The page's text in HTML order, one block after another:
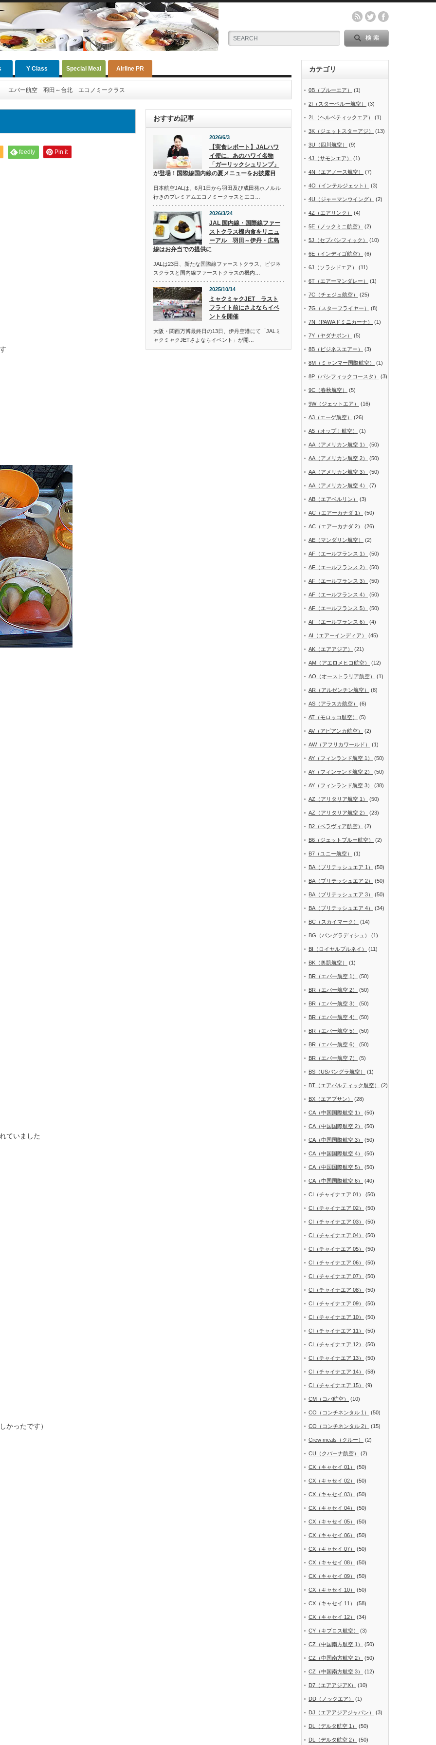
Y Class Special Meal Airline PR
エバー航空 羽田～台北 エコノミークラス
feedly Pin it
ていました
かったです）
おすすめ記事
2026/6/3
【実食レポート】JALハワ
イ便に、あのハワイ名物
「ガーリックシュリンプ」
が登場！国際線国内線の夏メニューをお披露目
日本航空JALは、6月1日から羽田及び成田発ホノルル
行きのプレミアムエコノミークラスとエコ…
2026/3/24
JAL 国内線・国際線ファー
ストクラス機内食をリニュ
ーアル 羽田～伊丹・広島
線はお弁当での提供に
JALは23日、新たな国際線ファーストクラス、ビジネ
スクラスと国内線ファーストクラスの機内…
2025/10/14
ミャクミャクJET ラスト
フライト前にさよならイベ
ントを開催
大阪・関西万博最終日の13日、伊丹空港にて「JALミ
ャクミャクJETさよならイベント」が開…
カテゴリ
0B（ブルーエア） (1)
2I（スターペルー航空） (3)
2L（ヘルベティックエア） (1)
3K（ジェットスターアジ） (13)
3U（四川航空） (9)
4J（サモンエア） (1)
4N（エアノース航空） (7)
4O（インテルジェット） (3)
4U（ジャーマンウイング） (2)
4Z（エアリンク） (4)
5E（ノックミニ航空） (2)
5J（セブパシフィック） (10)
6E（インディゴ航空） (6)
6J（ソラシドエア） (11)
6T（エアーマンダレー） (1)
7C（チェジュ航空） (25)
7G（スターフライヤー） (8)
7N（PAWAドミニカーナ） (1)
7Y（ヤダナポン） (5)
8B（ビジネスエアー） (3)
8M（ミャンマー国際航空） (1)
8P（パシフィックコースタ） (3)
9C（春秋航空） (5)
9W（ジェットエア） (16)
A3（エーゲ航空） (26)
A5（オップ！航空） (1)
AA（アメリカン航空 1） (50)
AA（アメリカン航空 2） (50)
AA（アメリカン航空 3） (50)
AA（アメリカン航空 4） (7)
AB（エアベルリン） (3)
AC（エアーカナダ 1） (50)
AC（エアーカナダ 2） (26)
AE（マンダリン航空） (2)
AF（エールフランス 1） (50)
AF（エールフランス 2） (50)
AF（エールフランス 3） (50)
AF（エールフランス 4） (50)
AF（エールフランス 5） (50)
AF（エールフランス 6） (4)
AI（エアーインディア） (45)
AK（エアアジア） (21)
AM（アエロメヒコ航空） (12)
AO（オーストラリア航空） (1)
AR（アルゼンチン航空） (8)
AS（アラスカ航空） (6)
AT（モロッコ航空） (5)
AV（アビアンカ航空） (2)
AW（アフリカワールド） (1)
AY（フィンランド航空 1） (50)
AY（フィンランド航空 2） (50)
AY（フィンランド航空 3） (38)
AZ（アリタリア航空 1） (50)
AZ（アリタリア航空 2） (23)
B2（ベラヴィア航空） (2)
B6（ジェットブルー航空） (2)
B7（ユニー航空） (1)
BA（ブリテッシュエア 1） (50)
BA（ブリテッシュエア 2） (50)
BA（ブリテッシュエア 3） (50)
BA（ブリテッシュエア 4） (34)
BC（スカイマーク） (14)
BG（バングラディシュ） (1)
BI（ロイヤルブルネイ） (11)
BK（奥凱航空） (1)
BR（エバー航空 1） (50)
BR（エバー航空 2） (50)
BR（エバー航空 3） (50)
BR（エバー航空 4） (50)
BR（エバー航空 5） (50)
BR（エバー航空 6） (50)
BR（エバー航空 7） (5)
BS（USバングラ航空） (1)
BT（エアバルティック航空） (2)
BX（エアプサン） (28)
CA（中国国際航空 1） (50)
CA（中国国際航空 2） (50)
CA（中国国際航空 3） (50)
CA（中国国際航空 4） (50)
CA（中国国際航空 5） (50)
CA（中国国際航空 6） (40)
CI（チャイナエア 01） (50)
CI（チャイナエア 02） (50)
CI（チャイナエア 03） (50)
CI（チャイナエア 04） (50)
CI（チャイナエア 05） (50)
CI（チャイナエア 06） (50)
CI（チャイナエア 07） (50)
CI（チャイナエア 08） (50)
CI（チャイナエア 09） (50)
CI（チャイナエア 10） (50)
CI（チャイナエア 11） (50)
CI（チャイナエア 12） (50)
CI（チャイナエア 13） (50)
CI（チャイナエア 14） (58)
CI（チャイナエア 15） (9)
CM（コパ航空） (10)
CO（コンチネンタル 1） (50)
CO（コンチネンタル 2） (15)
Crew meals（クルー） (2)
CU（クバーナ航空） (2)
CX（キャセイ 01） (50)
CX（キャセイ 02） (50)
CX（キャセイ 03） (50)
CX（キャセイ 04） (50)
CX（キャセイ 05） (50)
CX（キャセイ 06） (50)
CX（キャセイ 07） (50)
CX（キャセイ 08） (50)
CX（キャセイ 09） (50)
CX（キャセイ 10） (50)
CX（キャセイ 11） (58)
CX（キャセイ 12） (34)
CY（キプロス航空） (3)
CZ（中国南方航空 1） (50)
CZ（中国南方航空 2） (50)
CZ（中国南方航空 3） (12)
D7（エアアジアX） (10)
DD（ノックエア） (1)
DJ（エアアジアジャパン） (3)
DL（デルタ航空 1） (50)
DL（デルタ航空 2） (50)